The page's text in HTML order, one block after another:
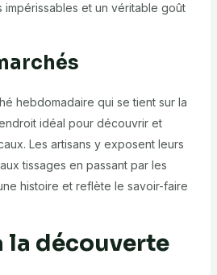
impérissables et un véritable goût
hebdomadaire qui se tient sur la
idéal pour découvrir et
Les artisans y exposent leurs
tissages en passant par les
histoire et reflète le savoir-faire
la découverte